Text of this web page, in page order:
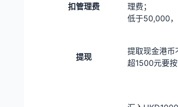
扣管理费
理费；
低于50,000，
提现
提取现金港币
超1500元要按